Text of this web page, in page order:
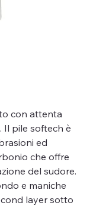
con attenta
Il pile softech è
ed
che offre
del sudore.
e maniche
layer sotto